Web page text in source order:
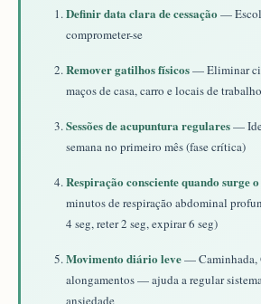
Definir data clara de cessação —
comprometer-se
Remover gatilhos físicos— Eliminar
maços de casa, carro e locais de trabalho
Sessões de acupuntura regulares—
semana no primeiro mês (fase crítica)
Respiração consciente quando surge
minutos de respiração abdominal
4 seg, reter 2 seg, expirar 6 seg)
Movimento diário leve— Caminhada,
alongamentos — ajuda a regular
ansiedade